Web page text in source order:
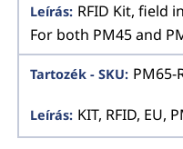
RFID Kit, field
For both PM45 and
PM65-
KIT, RFID, EU,